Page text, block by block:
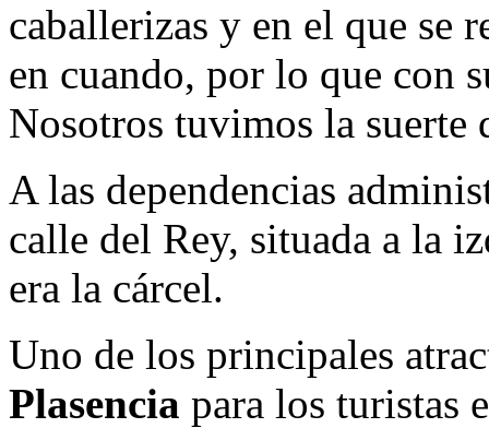
caballerizas y en el que se
en cuando, por lo que con
Nosotros tuvimos la suerte
A las dependencias
calle del Rey, situada a la
era la cárcel.
Uno de los principales
Plasencia para los turistas